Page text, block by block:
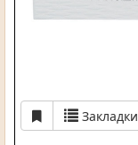
Закладки